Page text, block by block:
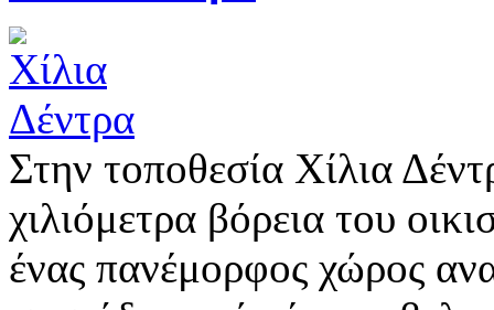
Στην τοποθεσία Χίλια
χιλιόμετρα βόρεια του
ένας πανέμορφος χώρος